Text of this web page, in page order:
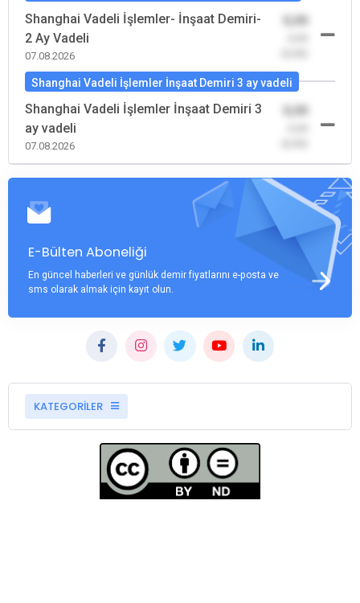
Shanghai Vadeli İşlemler- İnşaat Demiri-
2 Ay Vadeli
07.08.2026
0,00
Shanghai Vadeli İşlemler İnşaat Demiri 3 ay vadeli
Shanghai Vadeli İşlemler İnşaat Demiri 3
ay vadeli
07.08.2026
0,00
E-Bülten Aboneliği
En güncel haberleri ve günlük demir fiyatlarını e-posta ve
sms olarak almak için kayıt olun.
KATEGORİLER